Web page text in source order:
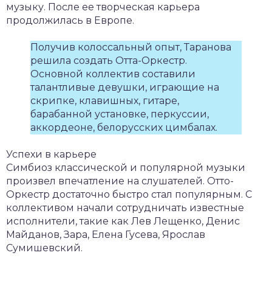
музыку. После ее творческая карьера
продолжилась в Европе.
Получив колоссальный опыт, Таранова
решила создать Отта-Оркестр.
Основной коллектив составили
талантливые девушки, играющие на
скрипке, клавишных, гитаре,
барабанной установке, перкуссии,
аккордеоне, белорусских цимбалах.
Успехи в карьере
Симбиоз классической и популярной музыки
произвел впечатление на слушателей. Отто-
Оркестр достаточно быстро стал популярным. С
коллективом начали сотрудничать известные
исполнители, такие как Лев Лещенко, Денис
Майданов, Зара, Елена Гусева, Ярослав
Сумишевский.